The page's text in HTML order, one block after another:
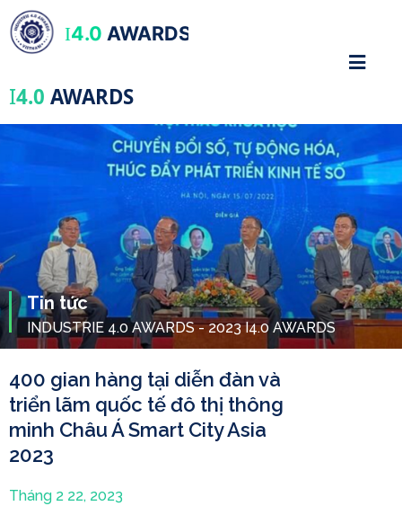
I4.0 AWARDS
I4.0 AWARDS
Tin tức
INDUSTRIE 4.0 AWARDS - 2023 I4.0 AWARDS
400 gian hàng tại diễn đàn và
triển lãm quốc tế đô thị thông
minh Châu Á Smart City Asia
2023
Tháng 2 22, 2023